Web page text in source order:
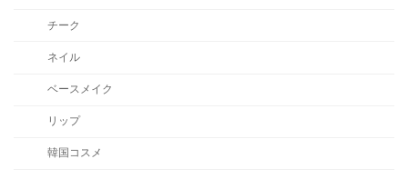
チーク
ネイル
ベースメイク
リップ
韓国コスメ